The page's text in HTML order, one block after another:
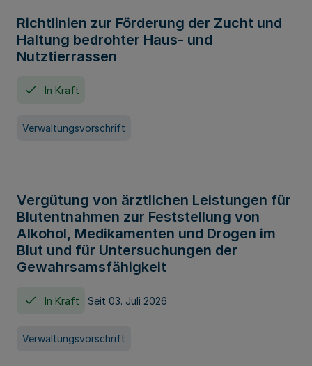
Richtlinien zur Förderung der Zucht und
Haltung bedrohter Haus- und
Nutztierrassen
In Kraft
Verwaltungsvorschrift
Vergütung von ärztlichen Leistungen für
Blutentnahmen zur Feststellung von
Alkohol, Medikamenten und Drogen im
Blut und für Untersuchungen der
Gewahrsamsfähigkeit
In Kraft Seit 03. Juli 2026
Verwaltungsvorschrift